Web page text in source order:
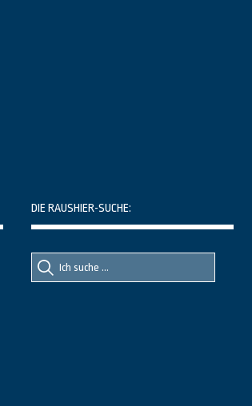
DIE RAUSHIER-SUCHE:
Suche
nach::
Suche
nach: